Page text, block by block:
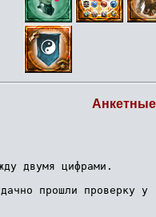
двумя цифрами.
прошли проверку у